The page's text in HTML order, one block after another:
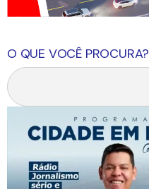
O QUE VOCÊ PROCURA?